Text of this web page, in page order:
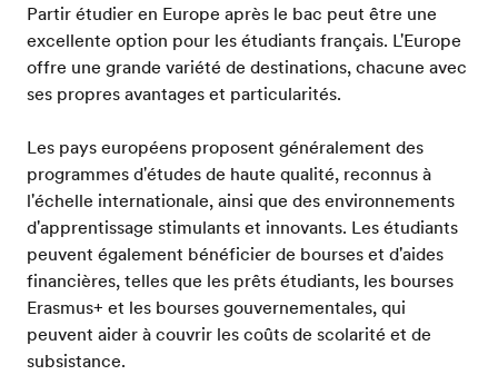
Partir étudier en Europe après le bac peut être une
excellente option pour les étudiants français. L'Europe
offre une grande variété de destinations, chacune avec
ses propres avantages et particularités.
Les pays européens proposent généralement des
programmes d'études de haute qualité, reconnus à
l'échelle internationale, ainsi que des environnements
d'apprentissage stimulants et innovants. Les étudiants
peuvent également bénéficier de bourses et d'aides
financières, telles que les prêts étudiants, les bourses
Erasmus+ et les bourses gouvernementales, qui
peuvent aider à couvrir les coûts de scolarité et de
subsistance.